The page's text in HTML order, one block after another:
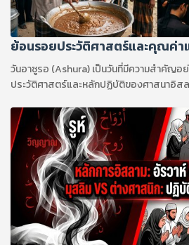
ย้อนรอยประวัติศาสตร์และคุณค่า
วันอาซูรอ (Ashura) เป็นวันที่มีความสำคัญอ
ประวัติศาสตร์และหลักปฏิบัติของศาสนาอิส
ศักราช) คำว่า "อาซูรอ" (عاشوراء) มีรากศัพท์มาจากภาษาอาหรับที่แปลว่า
"สิบ" แม้จะเป็นวันเดียวกันในปฏิทิน แต่ความ
ระลึกถึง รวมถึงรูปแบบการปฏิบัติศาสนกิจแ
ต่างกันอย่างชัดเจนระหว่างมุสลิมสองนิกา
รายละเอียดต่อไปนี้